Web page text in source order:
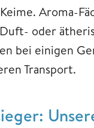
Aroma-
oder
bei einigen
Transport.